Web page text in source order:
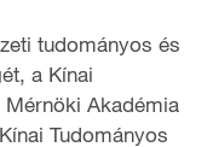
tudományos és
a Kínai
Akadémia
Tudományos